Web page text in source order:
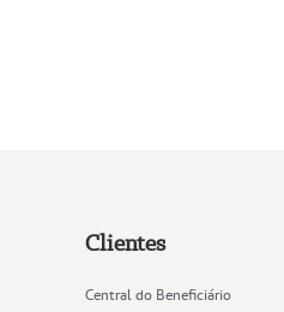
Clientes
Central do Beneficiário